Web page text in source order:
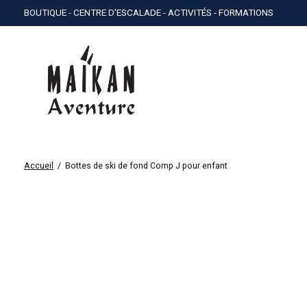
BOUTIQUE - CENTRE D'ESCALADE - ACTIVITÉS - FORMATIONS
Accueil / Bottes de ski de fond Comp J pour enfant